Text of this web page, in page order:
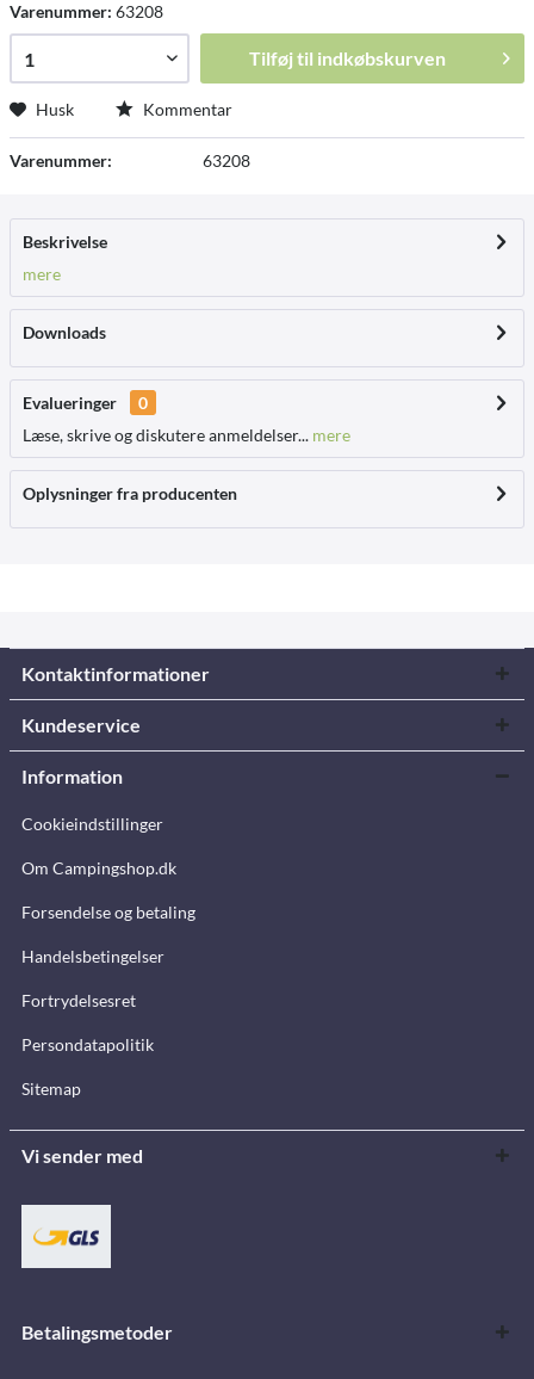
Varenummer: 63208
Tilføj til indkøbskurven
Husk Kommentar
Varenummer: 63208
Beskrivelse
mere
Downloads
Evalueringer
0
Læse, skrive og diskutere anmeldelser... mere
Oplysninger fra producenten
Kontaktinformationer
Kundeservice
Information
Cookieindstillinger
Om Campingshop.dk
Forsendelse og betaling
Handelsbetingelser
Fortrydelsesret
Persondatapolitik
Sitemap
Vi sender med
Betalingsmetoder